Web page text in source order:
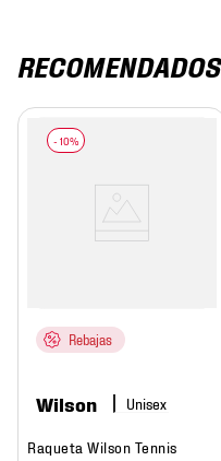
RECOMENDADOS
Rebajas
Wilson
Raqueta Wilson Tennis